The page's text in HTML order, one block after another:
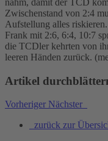
Zwischenstand von 2:4
Aufstellung alles
Frank mit 2:6, 6:4, 10:7
die TCDler kehrten von
leeren Händen zurück.
Artikel
Vorheriger Nächster
zurück zur